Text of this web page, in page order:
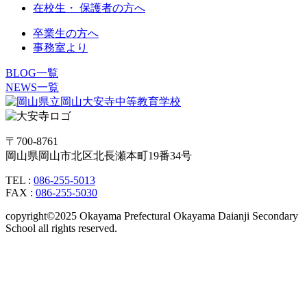
在校生・ 保護者の方へ
卒業生の方へ
事務室より
BLOG一覧
NEWS一覧
〒700-8761
岡山県岡山市北区北長瀬本町19番34号
TEL : 086-255-5013
FAX : 086-255-5030
copyright©2025 Okayama Prefectural Okayama Daianji Secondary
School all rights reserved.